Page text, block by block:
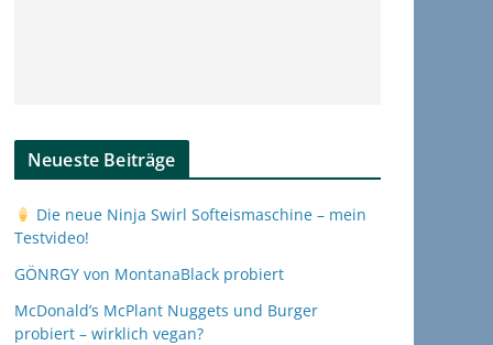
Neueste Beiträge
Die neue Ninja Swirl Softeismaschine – mein
Testvideo!
GÖNRGY von MontanaBlack probiert
McDonald’s McPlant Nuggets und Burger
probiert – wirklich vegan?